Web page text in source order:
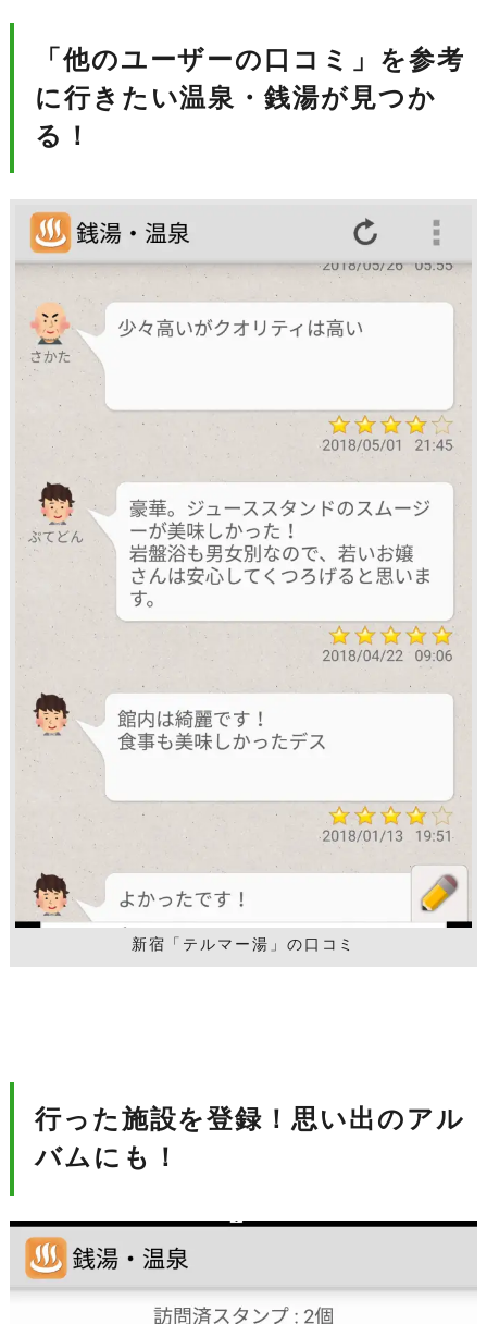
「他のユーザーの口コミ」を参考
に行きたい温泉・銭湯が見つか
る！
新宿「テルマー湯」の口コミ
行った施設を登録！思い出のアル
バムにも！